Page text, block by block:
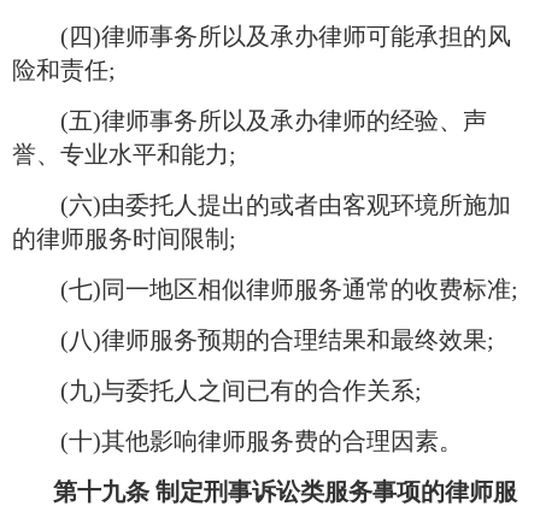
(四)律师事务所以及承办律师可能承担的风
险和责任;
(五)律师事务所以及承办律师的经验、声
誉、专业水平和能力;
(六)由委托人提出的或者由客观环境所施加
的律师服务时间限制;
(七)同一地区相似律师服务通常的收费标准;
(八)律师服务预期的合理结果和最终效果;
(九)与委托人之间已有的合作关系;
(十)其他影响律师服务费的合理因素。
第十九条 制定刑事诉讼类服务事项的律师服